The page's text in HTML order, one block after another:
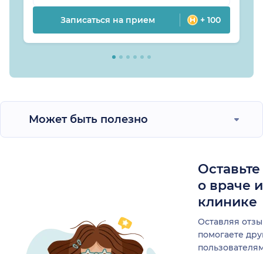
Записаться на прием + 100
Может быть полезно
о враче
клинике
Оставляя
помогаете